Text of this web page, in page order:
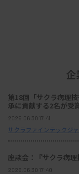
第18回「サクラ病理
承に貢献する2名が受
2026.06.30 17:41
サクラファインテックジ
座談会：『サクラ病
2026.06.30 17:40